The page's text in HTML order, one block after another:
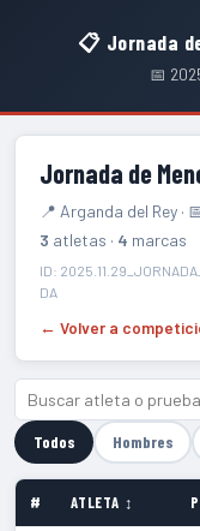
📋 Jornada
📅
Jornada de
📍 Arganda del Rey ·
3 atletas · 4 marcas
ID:
DA
← Volver a
Todos Hombres
# ATLETA ↕